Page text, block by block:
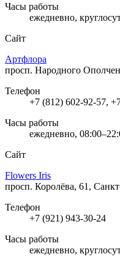
Часы работы
ежедневно,
Сайт
Артфлора
просп. Народного
Телефон
+7 (812) 602-92-57,
Часы работы
ежедневно,
Сайт
Flowers Iris
просп. Королёва, 61,
Телефон
+7 (921) 943-30-24
Часы работы
ежедневно,